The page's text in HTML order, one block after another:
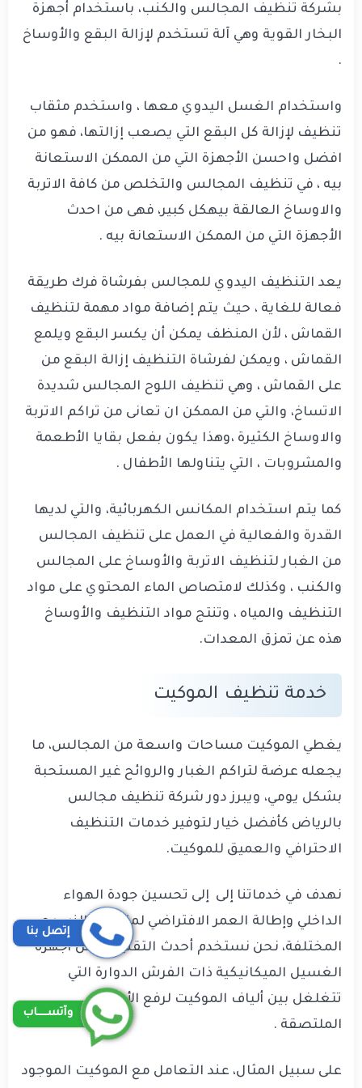
بشركة تنظيف المجالس والكنب، باستخدام أجهزة
البخار القوية وهي آلة تستخدم لإزالة البقع والأوساخ
.
واستخدام الغسل اليدوي معها ، واستخدم مثقاب
تنظيف لإزالة كل البقع التي يصعب إزالتها، فهو من
افضل واحسن الأجهزة التي من الممكن الاستعانة
بيه ، في تنظيف المجالس والتخلص من كافة الاتربة
والاوساخ العالقة بيهكل كبير، فهى من احدث
الأجهزة التي من الممكن الاستعانة بيه .
يعد التنظيف اليدوي للمجالس بفرشاة فرك طريقة
فعالة للغاية ، حيث يتم إضافة مواد مهمة لتنظيف
القماش ، لأن المنظف يمكن أن يكسر البقع ويلمع
القماش ، ويمكن لفرشاة التنظيف إزالة البقع من
على القماش ، وهي تنظيف اللوح المجالس شديدة
الاتساخ، والتي من الممكن ان تعانى من تراكم الاتربة
والاوساخ الكثيرة ،وهذا يكون بفعل بقايا الأطعمة
والمشروبات ، التي يتناولها الأطفال .
كما يتم استخدام المكانس الكهربائية، والتي لديها
القدرة والفعالية في العمل على تنظيف المجالس
من الغبار لتنظيف الاتربة والأوساخ على المجالس
والكنب ، وكذلك لامتصاص الماء المحتوي على مواد
التنظيف والمياه ، وتنتج مواد التنظيف والأوساخ
هذه عن تمزق المعدات.
خدمة تنظيف الموكيت
يغطي الموكيت مساحات واسعة من المجالس، ما
يجعله عرضة لتراكم الغبار والروائح غير المستحبة
بشكل يومي، ويبرز دور شركة تنظيف مجالس
بالرياض كأفضل خيار لتوفير خدمات التنظيف
الاحترافي والعميق للموكيت.
نهدف في خدماتنا إلى إلى تحسين جودة الهواء
الداخلي وإطالة العمر الافتراضي لمنتجات النسيج
المختلفة، نحن نستخدم أحدث التقنيات مثل أجهزة
الغسيل الميكانيكية ذات الفرش الدوارة التي
تتغلغل بين ألياف الموكيت لرفع الأوساخ
الملتصقة .
على سبيل المثال، عند التعامل مع الموكيت الموجود
إتصل بنا
وآتســــاب